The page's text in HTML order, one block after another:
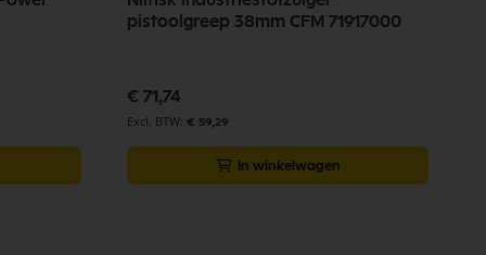
pistoolgreep 38mm CFM 71917000
€ 71,74
€ 59,29
In winkelwagen